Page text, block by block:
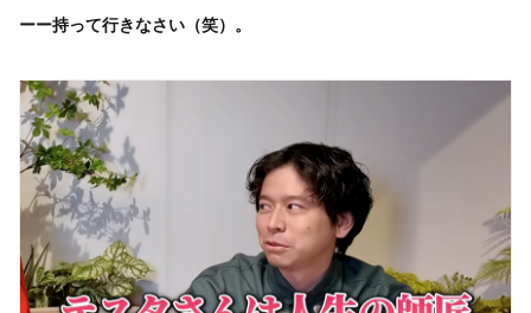
ーー持って行きなさい（笑）。